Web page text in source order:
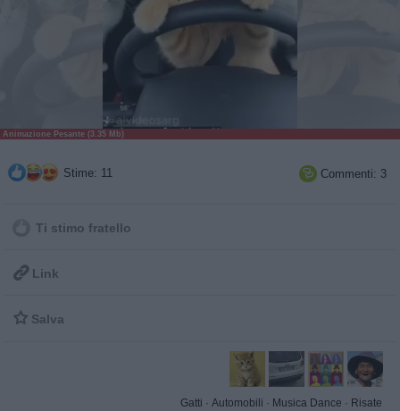
Animazione Pesante (3.35 Mb)
Stime: 11  Commenti: 3
Ti stimo fratello
 Link
 Salva
Gatti · Automobili · Musica Dance · Risate